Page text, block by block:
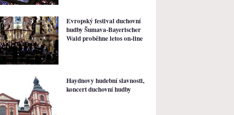
Evropský festival duchovní
hudby Šumava-Bayerischer
Wald proběhne letos on-line
Haydnovy hudební slavnosti,
koncert duchovní hudby